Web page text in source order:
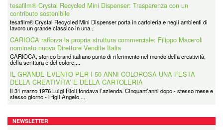
tesafilm® Crystal Recycled Mini Dispenser: Trasparenza con un
contributo sostenibile
tesafilm® Crystal Recycled Mini Dispenser porta in cartoleria e negli ambienti di
lavoro un grande classico in una...
CARIOCA rafforza la propria struttura commerciale: Filippo Maceroli
nominato nuovo Direttore Vendite Italia
CARIOCA, storico brand italiano punto di riferimento nel mondo della creatività,
della scrittura e del colore,...
IL GRANDE EVENTO PER I 50 ANNI COLOROSA UNA FESTA
DELLA CREATIVITA’ E DELLA CARTOLERIA
Il 31 marzo 1976 Luigi Rioli fondava l’azienda. Cinquant’anni dopo - stesso mese e
stesso giorno - i figli Angelo,...
NEWSLETTER